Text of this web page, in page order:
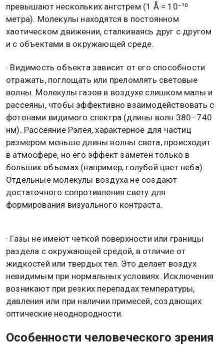
превышают нескольких ангстрем (1 Å = 10⁻¹⁰
метра). Молекулы находятся в постоянном
хаотическом движении, сталкиваясь друг с другом
и с объектами в окружающей среде.
· Видимость объекта зависит от его способности
отражать, поглощать или преломлять световые
волны. Молекулы газов в воздухе слишком малы и
рассеяны, чтобы эффективно взаимодействовать с
фотонами видимого спектра (длины волн 380–740
нм). Рассеяние Рэлея, характерное для частиц
размером меньше длины волны света, происходит
в атмосфере, но его эффект заметен только в
больших объемах (например, голубой цвет неба).
Отдельные молекулы воздуха не создают
достаточного сопротивления свету для
формирования визуального контраста.
· Газы не имеют четкой поверхности или границы
раздела с окружающей средой, в отличие от
жидкостей или твердых тел. Это делает воздух
невидимым при нормальных условиях. Исключения
возникают при резких перепадах температуры,
давления или при наличии примесей, создающих
оптические неоднородности.
Особенности человеческого зрения